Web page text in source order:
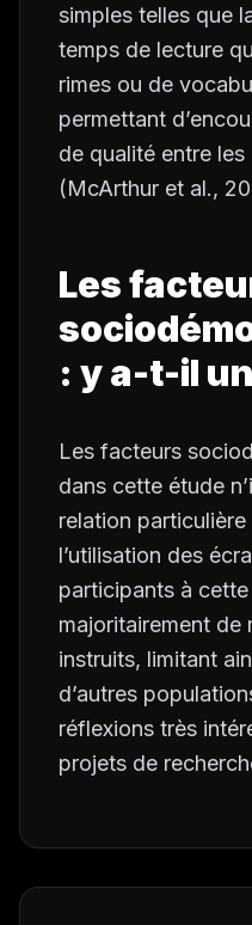
simples telles que
temps de lecture
rimes ou de
permettant
de qualité entre
(McArthur et al.,
Les
: y a-t-il
Les facteurs
dans cette étude
relation
l’utilisation des
participants à
majoritairement de
instruits, limitant
d’autres
réflexions très
projets de